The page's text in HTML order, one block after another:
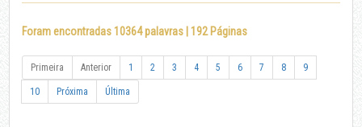
Foram encontradas 10364 palavras | 192 Páginas
Primeira Anterior 1 2 3 4 5 6 7 8 9
10 Próxima Última